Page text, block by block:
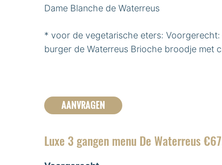
Dame Blanche de Waterreus
* voor de vegetarische eters:
burger de Waterreus Brioche broodje met
AANVRAGEN
Luxe 3 gangen menu De Waterreus